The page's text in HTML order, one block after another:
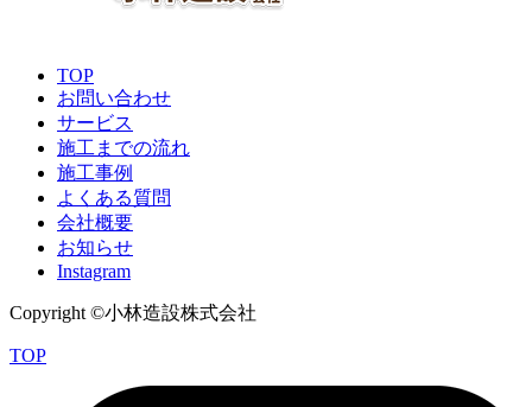
TOP
お問い合わせ
サービス
施工までの流れ
施工事例
よくある質問
会社概要
お知らせ
Instagram
Copyright ©小林造設株式会社
TOP